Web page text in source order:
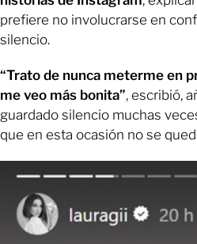
prefiere no involucrarse en
silencio.
“Trato de nunca meterme en
me veo más bonita”, escribió,
guardado silencio muchas
que en esta ocasión no se